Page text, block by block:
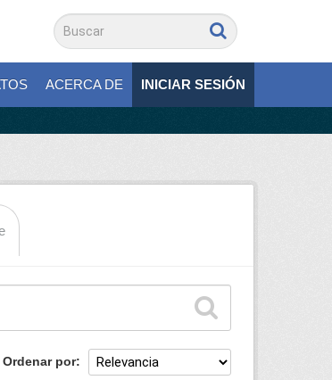
ACERCA DE INICIAR SESIÓN
Ordenar por